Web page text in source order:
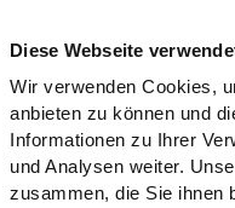
Diese Webseite
Wir verwenden Cookies,
anbieten zu können und
Informationen zu Ihrer
und Analysen weiter.
zusammen, die Sie ihnen